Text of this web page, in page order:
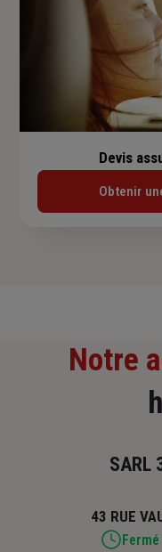
Devis
Obtenir
Notre
SARL
43 RUE
Fermé